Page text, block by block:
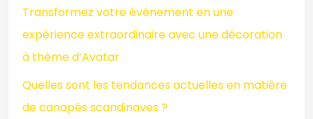
Transformez votre événement en une
expérience extraordinaire avec une décoration
à thème d’Avatar
Quelles sont les tendances actuelles en matière
de canapés scandinaves ?